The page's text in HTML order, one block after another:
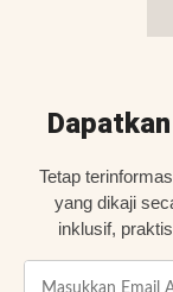
Tetap
yang dikaji
inklusif,